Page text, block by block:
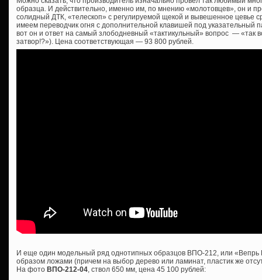
образца. И действительно, именно им, по мнению «молотовцев», он и
солидный ДТК, «телескоп» с регулируемой щекой и вывешенное цевье
имеем переводчик огня с дополнительной клавишей под указательный
вот он и ответ на самый злободневный «тактикульный» вопрос — «так
затвор!?»). Цена соответствующая — 93 800 рублей.
И еще один модельный ряд однотипных образцов ВПО-212, или
образом ложами (причем на выбор дерево или ламинат, пластик же
На фото ВПО-212-04, ствол 650 мм, цена 45 100 рублей: